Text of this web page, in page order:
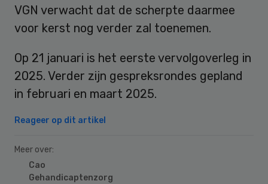
VGN verwacht dat de scherpte daarmee
voor kerst nog verder zal toenemen.
Op 21 januari is het eerste vervolgoverleg in
2025. Verder zijn gespreksrondes gepland
in februari en maart 2025.
Reageer op dit artikel
Meer over:
Cao
Gehandicaptenzorg